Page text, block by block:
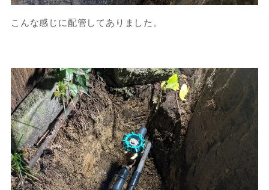
こんな感じに配管してありました。